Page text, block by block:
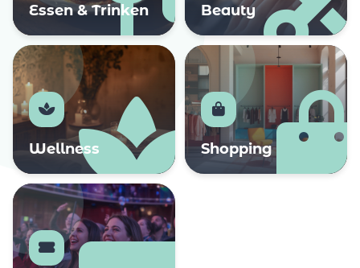
Essen & Trinken Beauty
Wellness Shopping